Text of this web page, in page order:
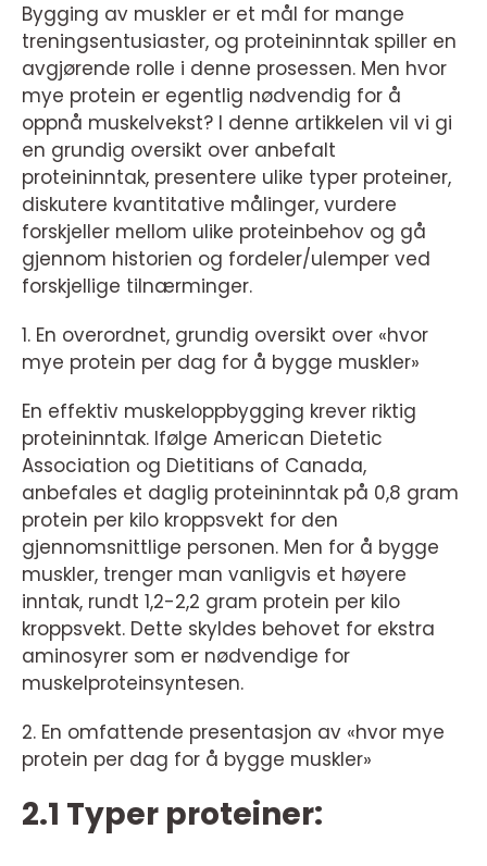
Bygging av muskler er et mål for mange
treningsentusiaster, og proteininntak spiller en
avgjørende rolle i denne prosessen. Men hvor
mye protein er egentlig nødvendig for å
oppnå muskelvekst? I denne artikkelen vil vi gi
en grundig oversikt over anbefalt
proteininntak, presentere ulike typer proteiner,
diskutere kvantitative målinger, vurdere
forskjeller mellom ulike proteinbehov og gå
gjennom historien og fordeler/ulemper ved
forskjellige tilnærminger.
1. En overordnet, grundig oversikt over «hvor
mye protein per dag for å bygge muskler»
En effektiv muskeloppbygging krever riktig
proteininntak. Ifølge American Dietetic
Association og Dietitians of Canada,
anbefales et daglig proteininntak på 0,8 gram
protein per kilo kroppsvekt for den
gjennomsnittlige personen. Men for å bygge
muskler, trenger man vanligvis et høyere
inntak, rundt 1,2-2,2 gram protein per kilo
kroppsvekt. Dette skyldes behovet for ekstra
aminosyrer som er nødvendige for
muskelproteinsyntesen.
2. En omfattende presentasjon av «hvor mye
protein per dag for å bygge muskler»
2.1 Typer proteiner: